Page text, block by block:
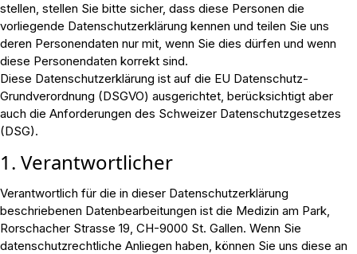
stellen, stellen Sie bitte sicher, dass diese Personen die
vorliegende Datenschutzerklärung kennen und teilen Sie uns
deren Personendaten nur mit, wenn Sie dies dürfen und wenn
diese Personendaten korrekt sind.
Diese Datenschutzerklärung ist auf die EU Datenschutz-
Grundverordnung (DSGVO) ausgerichtet, berücksichtigt aber
auch die Anforderungen des Schweizer Datenschutzgesetzes
(DSG).
1. Verantwortlicher
Verantwortlich für die in dieser Datenschutzerklärung
beschriebenen Datenbearbeitungen ist die Medizin am Park,
Rorschacher Strasse 19, CH-9000 St. Gallen. Wenn Sie
datenschutzrechtliche Anliegen haben, können Sie uns diese an